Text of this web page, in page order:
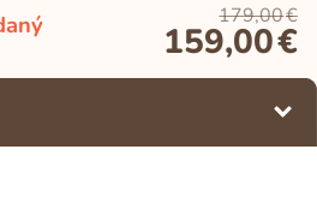
179,00€
159,00€